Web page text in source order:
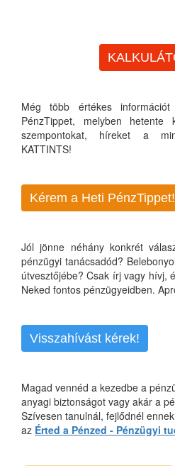
Még több értékes
PénzTippet, melyben hetente
szempontokat, híreket a
KATTINTS!
Kérem a Heti PénzTippet!
Jól jönne néhány konkrét
pénzügyi tanácsadód?
útvesztőjébe? Csak írj vagy hívj,
Neked fontos pénzügyeidben.
Visszahívást kérek!
Magad vennéd a kezedbe a
anyagi biztonságot vagy akár a
Szívesen tanulnál, fejlődnél
az Érted a Pénzed - Pénzügyi